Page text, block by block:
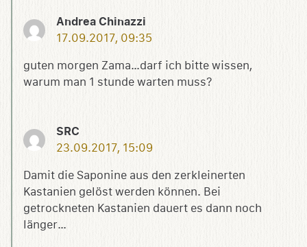
Andrea Chinazzi
17.09.2017, 09:35
guten morgen Zama…darf ich bitte wissen,
warum man 1 stunde warten muss?
SRC
23.09.2017, 15:09
Damit die Saponine aus den zerkleinerten
Kastanien gelöst werden können. Bei
getrockneten Kastanien dauert es dann noch
länger…